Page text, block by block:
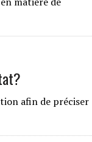
afin de préciser